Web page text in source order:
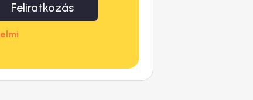
Feliratkozás